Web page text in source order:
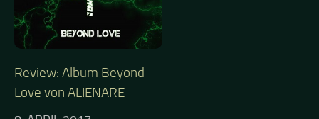
Review: Album Beyond
Love von ALIENARE